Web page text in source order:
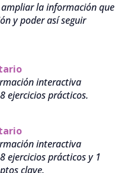
la información que
y poder así seguir
interactiva
ejercicios prácticos.
interactiva
ejercicios prácticos y 1
clave.